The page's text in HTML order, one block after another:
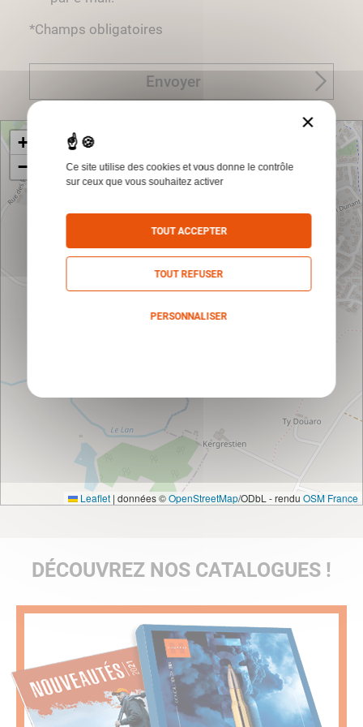
*Champs obligatoires
Envoyer
+
−
Leaflet | données ©OpenStreetMap/ODbL - rendu OSM France
DÉCOUVREZ NOS CATALOGUES !
×
Ce site utilise des cookies et vous donne le contrôle
sur ceux que vous souhaitez activer
TOUT ACCEPTER
TOUT REFUSER
PERSONNALISER